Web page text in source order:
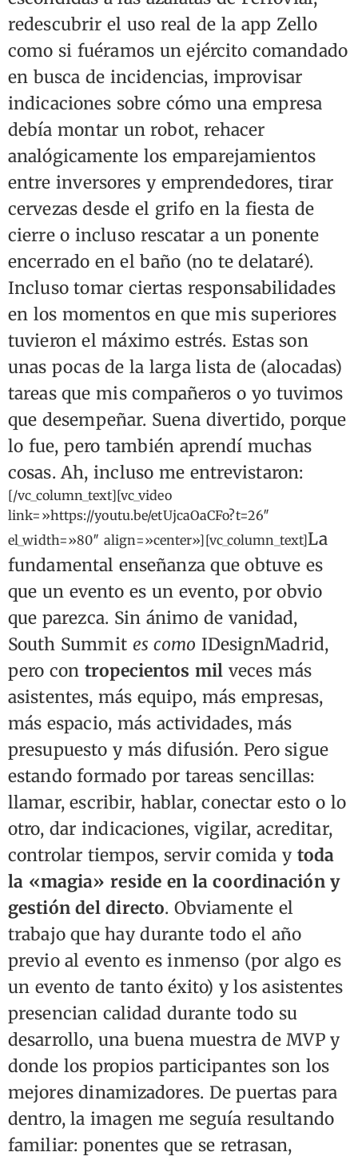
redescubrir el uso real de la app Zello
como si fuéramos un ejército comandado
en busca de incidencias, improvisar
indicaciones sobre cómo una empresa
debía montar un robot, rehacer
analógicamente los emparejamientos
entre inversores y emprendedores, tirar
cervezas desde el grifo en la fiesta de
cierre o incluso rescatar a un ponente
encerrado en el baño (no te delataré).
Incluso tomar ciertas responsabilidades
en los momentos en que mis superiores
tuvieron el máximo estrés. Estas son
unas pocas de la larga lista de (alocadas)
tareas que mis compañeros o yo tuvimos
que desempeñar. Suena divertido, porque
lo fue, pero también aprendí muchas
cosas. Ah, incluso me entrevistaron:
[/vc_column_text][vc_video
link=»https://youtu.be/etUjcaOaCFo?t=26″
el_width=»80″ align=»center»][vc_column_text]La
fundamental enseñanza que obtuve es
que un evento es un evento, por obvio
que parezca. Sin ánimo de vanidad,
South Summit es como IDesignMadrid,
pero contropecientos mil veces más
asistentes, más equipo, más empresas,
más espacio, más actividades, más
presupuesto y más difusión. Pero sigue
estando formado por tareas sencillas:
llamar, escribir, hablar, conectar esto o lo
otro, dar indicaciones, vigilar, acreditar,
controlar tiempos, servir comida y toda
la «magia» reside en la coordinación y
gestión del directo. Obviamente el
trabajo que hay durante todo el año
previo al evento es inmenso (por algo es
un evento de tanto éxito) y los asistentes
presencian calidad durante todo su
desarrollo, una buena muestra de MVP y
donde los propios participantes son los
mejores dinamizadores. De puertas para
dentro, la imagen me seguía resultando
familiar: ponentes que se retrasan,